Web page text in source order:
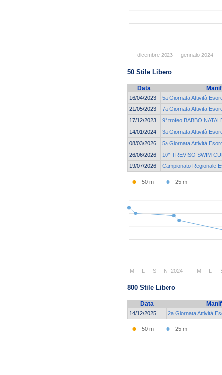
dicembre 2023 gennaio 2024
50 Stile Libero
Data
16/04/2023
5a Giornata Attività
21/05/2023
7a Giornata Attività
17/12/2023
9° trofeo BABBO
14/01/2024
3a Giornata Attività
08/03/2026
5a Giornata Attività
26/06/2026
10^ TREVISO SWIM
19/07/2026
Campionato Regionale
50 m 25 m
2024
M L S N M L
800 Stile Libero
Data
14/12/2025 2a Giornata Attività
50 m 25 m